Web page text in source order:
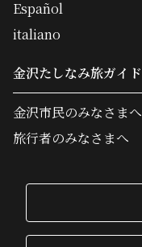
Español
italiano
金沢たしなみ旅ガイド
金沢市民のみなさまへ
旅行者のみなさまへ